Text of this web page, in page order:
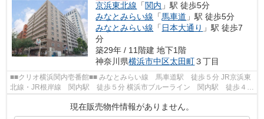
京浜東北線 「関内 」駅 徒歩5分
みなとみらい線 「馬車道 」駅 徒歩5分
みなとみらい線 「 日本大通り 」駅 徒歩7
分
築29年 / 11階建 地下1階
神奈川県横浜市中区太田町３丁目
■■クリオ横浜関内壱番館■■ みなとみらい線 馬車道駅 徒歩５分 JR京浜東
北線・JR根岸線 関内駅 徒歩５分 横浜市ブルーライン 関内駅 徒歩４分
現在販売物件情報がありません。